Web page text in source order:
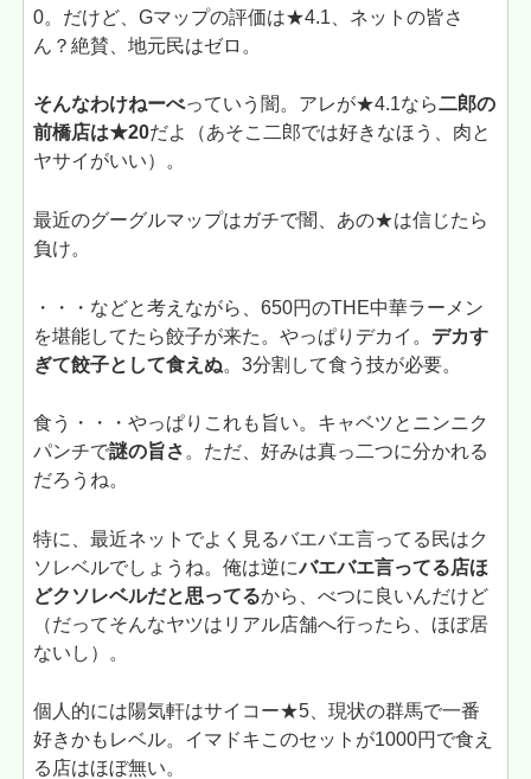
0。だけど、Gマップの評価は★4.1、ネットの皆さ
ん？絶賛、地元民はゼロ。
そんなわけねーべっていう闇。アレが★4.1なら二郎の
前橋店は★20だよ（あそこ二郎では好きなほう、肉と
ヤサイがいい）。
最近のグーグルマップはガチで闇、あの★は信じたら
負け。
・・・などと考えながら、650円のTHE中華ラーメン
を堪能してたら餃子が来た。やっぱりデカイ。 デカす
ぎて餃子として食えぬ。3分割して食う技が必要。
食う・・・やっぱりこれも旨い。キャベツとニンニク
パンチで謎の旨さ 。ただ、好みは真っ二つに分かれる
だろうね。
特に、最近ネットでよく見るバエバエ言ってる民はク
ソレベルでしょうね。俺は逆にバエバエ言ってる店ほ
どクソレベルだと思ってるから、べつに良いんだけど
（だってそんなヤツはリアル店舗へ行ったら、ほぼ居
ないし）。
個人的には陽気軒はサイコー★5、現状の群馬で一番
好きかもレベル。イマドキこのセットが1000円で食え
る店はほぼ無い。